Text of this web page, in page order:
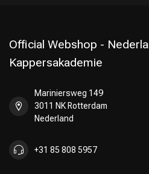
Official Webshop -
Kappersakademie
Mariniersweg 149
3011 NK Rotterdam
Nederland
+31 85 808 5957